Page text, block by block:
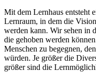
Mit dem Lernhaus entsteht
Lernraum, in dem die
werden kann. Wir sehen in
die gehoben werden
Menschen zu begegnen,
würden. Je größer die
größer sind die